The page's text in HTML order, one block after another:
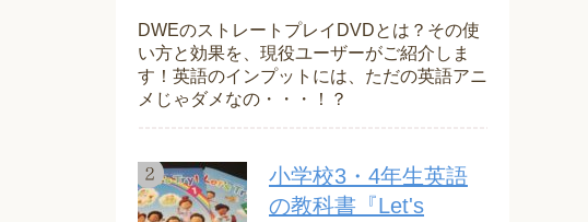
DWEのストレートプレイDVDとは？その使
い方と効果を、現役ユーザーがご紹介しま
す！英語のインプットには、ただの英語アニ
メじゃダメなの・・・！？
小学校3・4年生英語
の教科書『Let's